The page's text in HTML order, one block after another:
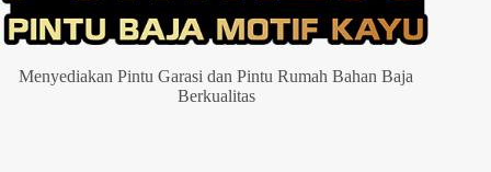
Menyediakan Pintu Garasi dan Pintu Rumah Bahan Baja
Berkualitas